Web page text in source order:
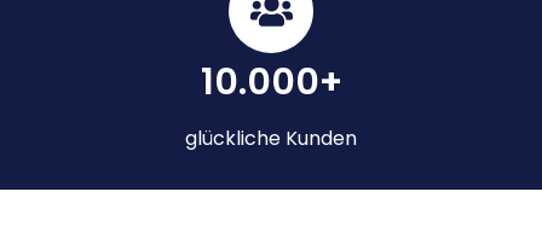
10.000+
glückliche Kunden